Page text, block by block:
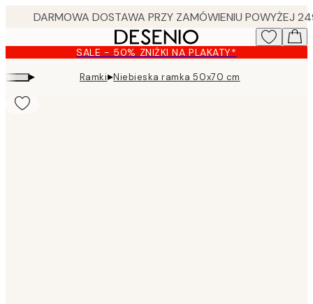
content.
SALE - 50% ZNIŻKI NA PLAKATY*
▸ Ramki▸Niebieska ramka 50x70 cm